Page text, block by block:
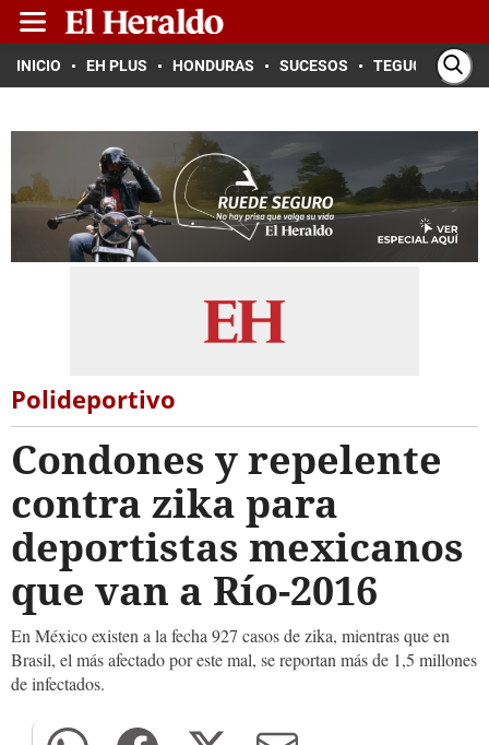
INICIO EH PLUS HONDURAS SUCESOS TEGUCIGALPA
Polideportivo
Condones y repelente
contra zika para
deportistas mexicanos
que van a Río-2016
En México existen a la fecha 927 casos de zika, mientras que en
Brasil, el más afectado por este mal, se reportan más de 1,5 millones
de infectados.